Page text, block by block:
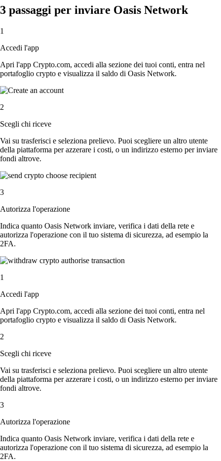
3 passaggi per inviare Oasis Network
1
Accedi l'app
Apri l'app Crypto.com, accedi alla sezione dei tuoi conti, entra nel
portafoglio crypto e visualizza il saldo di Oasis Network.
2
Scegli chi riceve
Vai su trasferisci e seleziona prelievo. Puoi scegliere un altro utente
della piattaforma per azzerare i costi, o un indirizzo esterno per inviare
fondi altrove.
3
Autorizza l'operazione
Indica quanto Oasis Network inviare, verifica i dati della rete e
autorizza l'operazione con il tuo sistema di sicurezza, ad esempio la
2FA.
1
Accedi l'app
Apri l'app Crypto.com, accedi alla sezione dei tuoi conti, entra nel
portafoglio crypto e visualizza il saldo di Oasis Network.
2
Scegli chi riceve
Vai su trasferisci e seleziona prelievo. Puoi scegliere un altro utente
della piattaforma per azzerare i costi, o un indirizzo esterno per inviare
fondi altrove.
3
Autorizza l'operazione
Indica quanto Oasis Network inviare, verifica i dati della rete e
autorizza l'operazione con il tuo sistema di sicurezza, ad esempio la
2FA.